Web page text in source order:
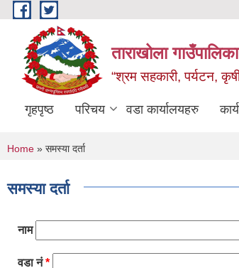
Skip to main content
ताराखोला
“श्रम सहकारी, पर्यटन, कृषी
गृहपृष्ठ परिचय वडा कार्यालयहरु
You are here
Home » समस्या दर्ता
समस्या दर्ता
नाम
वडा नं*